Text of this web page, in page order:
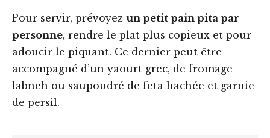
Pour servir, prévoyez un petit pain pita par
personne, rendre le plat plus copieux et pour
adoucir le piquant. Ce dernier peut être
accompagné d’un yaourt grec, de fromage
labneh ou saupoudré de feta hachée et garnie
de persil.